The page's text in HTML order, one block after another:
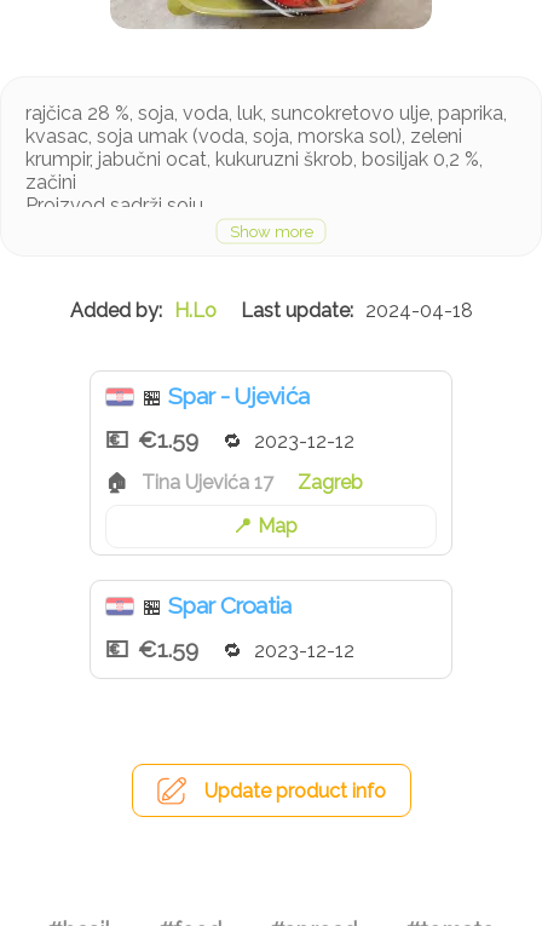
rajčica 28 %, soja, voda, luk, suncokretovo ulje, paprika,
kvasac, soja umak (voda, soja, morska sol), zeleni
krumpir, jabučni ocat, kukuruzni škrob, bosiljak 0,2 %,
začini
Proizvod sadrži soju
H.Lo 2024-04-18
🏪 Spar - Ujevića
€1.59
2023-12-12
Tina Ujevića 17
Zagreb
Map
🏪 Spar Croatia
€1.59
2023-12-12
Update product info